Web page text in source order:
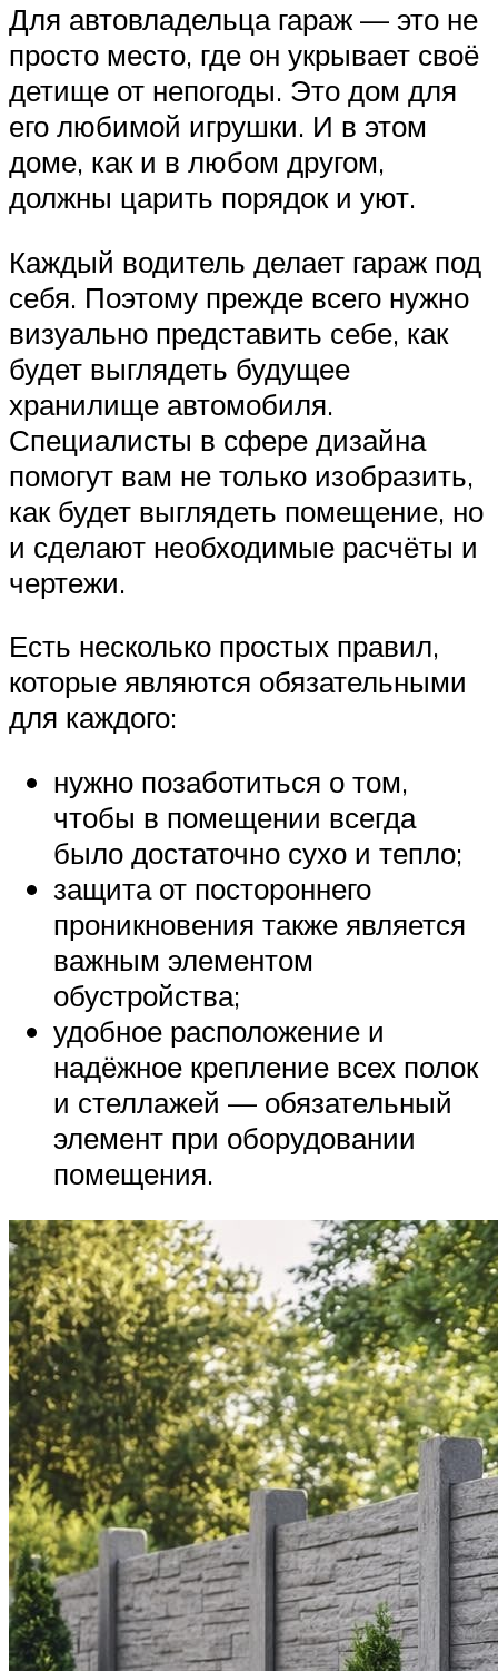
Для автовладельца гараж — это не
просто место, где он укрывает своё
детище от непогоды. Это дом для
его любимой игрушки. И в этом
доме, как и в любом другом,
должны царить порядок и уют.
Каждый водитель делает гараж под
себя. Поэтому прежде всего нужно
визуально представить себе, как
будет выглядеть будущее
хранилище автомобиля.
Специалисты в сфере дизайна
помогут вам не только изобразить,
как будет выглядеть помещение, но
и сделают необходимые расчёты и
чертежи.
Есть несколько простых правил,
которые являются обязательными
для каждого:
нужно позаботиться о том,
чтобы в помещении всегда
было достаточно сухо и тепло;
защита от постороннего
проникновения также является
важным элементом
обустройства;
удобное расположение и
надёжное крепление всех полок
и стеллажей — обязательный
элемент при оборудовании
помещения.